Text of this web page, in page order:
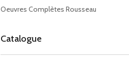
Oeuvres Complètes Rousseau
Catalogue